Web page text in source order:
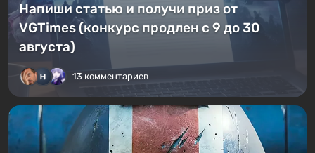
Напиши статью и получи приз от
VGTimes (конкурс продлен с 9 до 30
августа)
13 комментариев